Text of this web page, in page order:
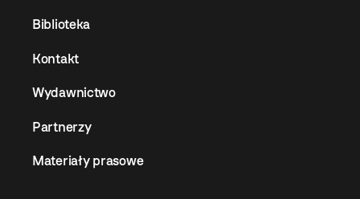
Biblioteka
Kontakt
Wydawnictwo
Partnerzy
Materiały prasowe